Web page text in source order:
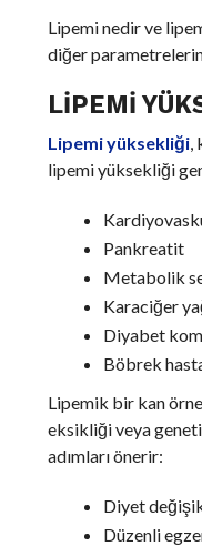
Lipemi nedir ve
diğer
LIPEMI
Lipemi yüksekliği,
lipemi yüksekliği
Pankreatit
Metabolik
Karaciğer
Diyabet
Böbrek
Lipemik bir kan
eksikliği veya
adımları önerir:
Diyet
Düzenli